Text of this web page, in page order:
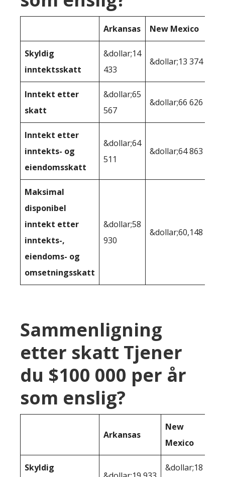
Arkansas New Mexico
Skyldig
inntektsskatt
&dollar;14
433
&dollar;13 374
Inntekt etter
skatt
&dollar;65
567
&dollar;66 626
Inntekt etter
inntekts- og
eiendomsskatt
&dollar;64
511
&dollar;64 863
Maksimal
disponibel
inntekt etter
inntekts-,
eiendoms- og
omsetningsskatt
&dollar;58
930
&dollar;60,148
Sammenligning
etter skatt Tjener
du $100 000 per år
som enslig?
Arkansas
New
Mexico
Skyldig
&dollar;18